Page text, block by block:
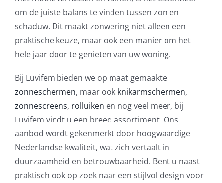
om de juiste balans te vinden tussen zon en
schaduw. Dit maakt zonwering niet alleen een
praktische keuze, maar ook een manier om het
hele jaar door te genieten van uw woning.
Bij Luvifem bieden we op maat gemaakte
zonneschermen, maar ook knikarmschermen,
zonnescreens, rolluiken en nog veel meer, bij
Luvifem vindt u een breed assortiment. Ons
aanbod wordt gekenmerkt door hoogwaardige
Nederlandse kwaliteit, wat zich vertaalt in
duurzaamheid en betrouwbaarheid. Bent u naast
praktisch ook op zoek naar een stijlvol design voor